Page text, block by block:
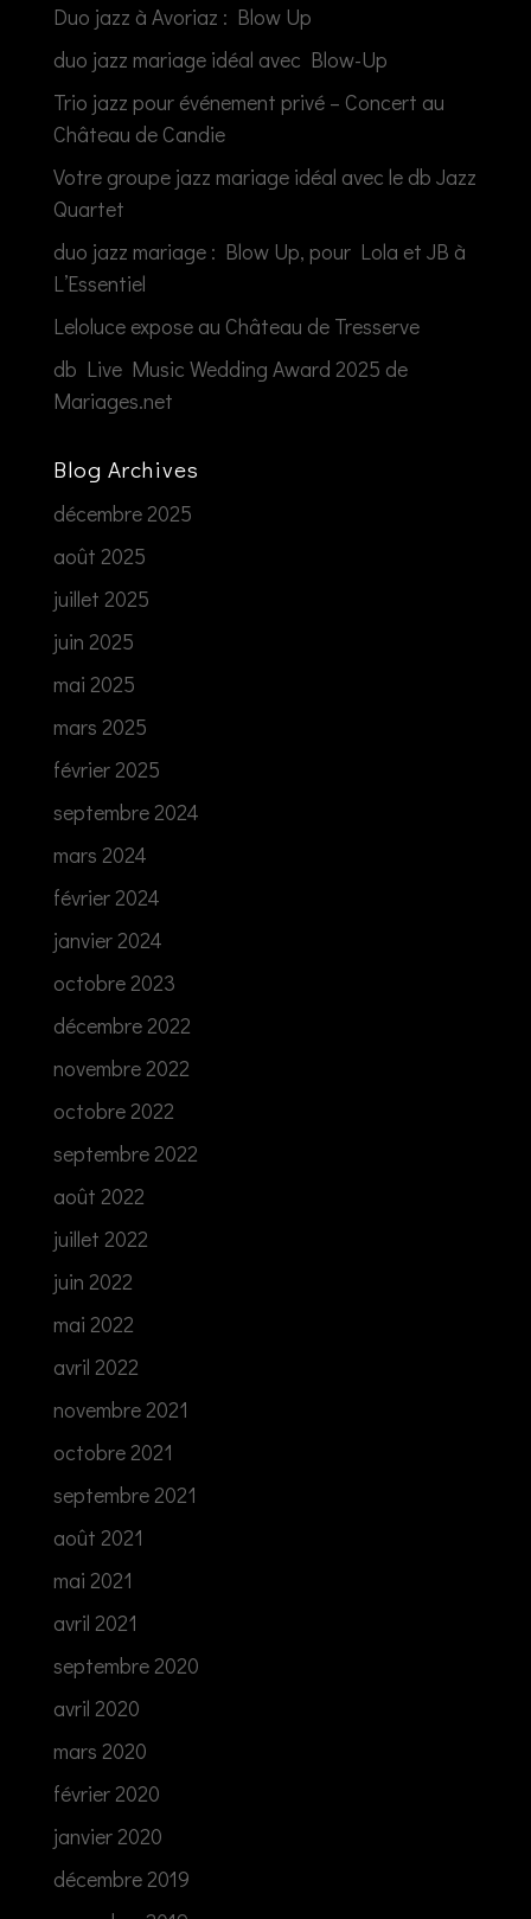
Duo jazz à Avoriaz : Blow Up
duo jazz mariage idéal avec Blow-Up
Trio jazz pour événement privé – Concert au
Château de Candie
Votre groupe jazz mariage idéal avec le db Jazz
Quartet
duo jazz mariage : Blow Up, pour Lola et JB à
L’Essentiel
Leloluce expose au Château de Tresserve
db Live Music Wedding Award 2025 de
Mariages.net
Blog Archives
décembre 2025
août 2025
juillet 2025
juin 2025
mai 2025
mars 2025
février 2025
septembre 2024
mars 2024
février 2024
janvier 2024
octobre 2023
décembre 2022
novembre 2022
octobre 2022
septembre 2022
août 2022
juillet 2022
juin 2022
mai 2022
avril 2022
novembre 2021
octobre 2021
septembre 2021
août 2021
mai 2021
avril 2021
septembre 2020
avril 2020
mars 2020
février 2020
janvier 2020
décembre 2019